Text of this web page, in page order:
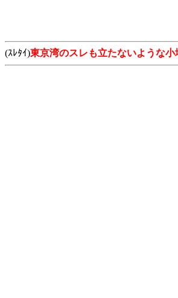
(ｽﾚﾀｲ)東京湾のスレも立たないような小